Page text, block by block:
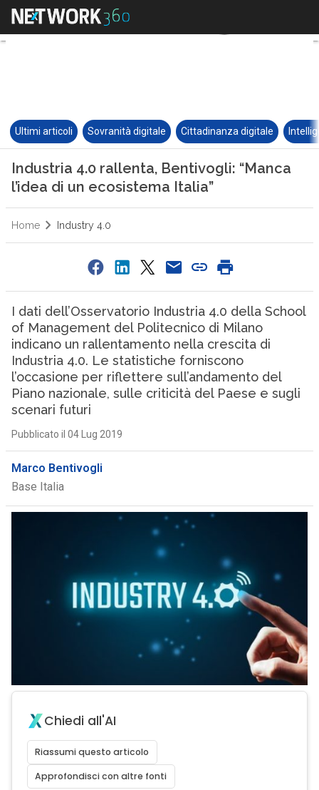
Ultimi articoli Sovranità digitale Cittadinanza digitale
Industria 4.0 rallenta, Bentivogli: “Manca
l’idea di un ecosistema Italia”
Home Industry 4.0
I dati dell’Osservatorio Industria 4.0 della School
of Management del Politecnico di Milano
indicano un rallentamento nella crescita di
Industria 4.0. Le statistiche forniscono
l’occasione per riflettere sull’andamento del
Piano nazionale, sulle criticità del Paese e sugli
scenari futuri
Pubblicato il 04 Lug 2019
Marco Bentivogli
Base Italia
Chiedi all'AI
Riassumi questo articolo
Approfondisci con altre fonti